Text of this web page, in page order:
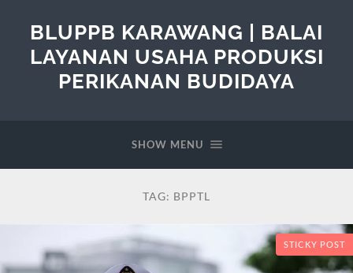
BLUPPB KARAWANG | BALAI
LAYANAN USAHA PRODUKSI
PERIKANAN BUDIDAYA
SHOW MENU
TAG: BPPTL
STICKY POST